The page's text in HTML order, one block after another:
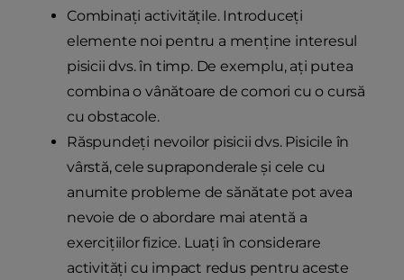
Combinați activitățile. Introduceți
elemente noi pentru a menține interesul
pisicii dvs. în timp. De exemplu, ați putea
combina o vânătoare de comori cu o cursă
cu obstacole.
Răspundeți nevoilor pisicii dvs. Pisicile în
vârstă, cele supraponderale și cele cu
anumite probleme de sănătate pot avea
nevoie de o abordare mai atentă a
exercițiilor fizice. Luați în considerare
activități cu impact redus pentru aceste